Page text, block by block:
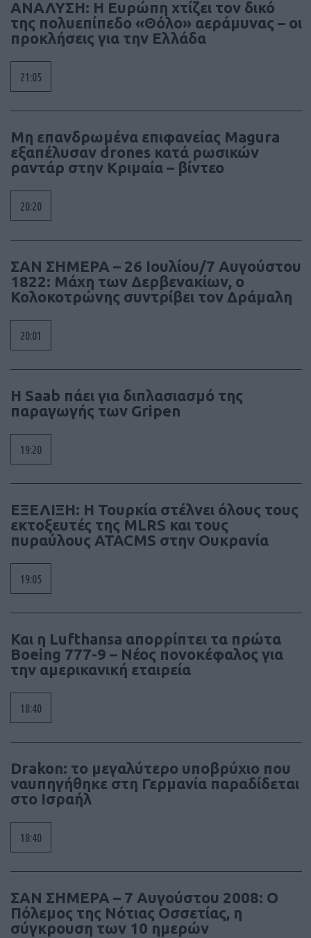
ΑΝΑΛΥΣΗ: Η Ευρώπη χτίζει τον δικό
της πολυεπίπεδο «Θόλο» αεράμυνας – οι
προκλήσεις για την Ελλάδα
21:05
Μη επανδρωμένα επιφανείας Magura
εξαπέλυσαν drones κατά ρωσικών
ραντάρ στην Κριμαία – βίντεο
20:20
ΣΑΝ ΣΗΜΕΡΑ – 26 Ιουλίου/7 Αυγούστου
1822: Μάχη των Δερβενακίων, ο
Κολοκοτρώνης συντρίβει τον Δράμαλη
20:01
H Saab πάει για διπλασιασμό της
παραγωγής των Gripen
19:20
ΕΞΕΛΙΞΗ: H Τουρκία στέλνει όλους τους
εκτοξευτές της MLRS και τους
πυραύλους ATACMS στην Ουκρανία
19:05
Και η Lufthansa απορρίπτει τα πρώτα
Boeing 777-9 – Νέος πονοκέφαλος για
την αμερικανική εταιρεία
18:40
Drakon: το μεγαλύτερο υποβρύχιο που
ναυπηγήθηκε στη Γερμανία παραδίδεται
στο Ισραήλ
18:40
ΣΑΝ ΣΗΜΕΡΑ – 7 Αυγούστου 2008: Ο
Πόλεμος της Νότιας Οσσετίας, η
σύγκρουση των 10 ημερών